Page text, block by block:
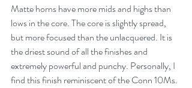
Matte horns have more mids and highs than
lows in the core. The core is slightly spread,
but more focused than the unlacquered. It is
the driest sound of all the finishes and
extremely powerful and punchy. Personally, I
find this finish reminiscent of the Conn 10Ms.